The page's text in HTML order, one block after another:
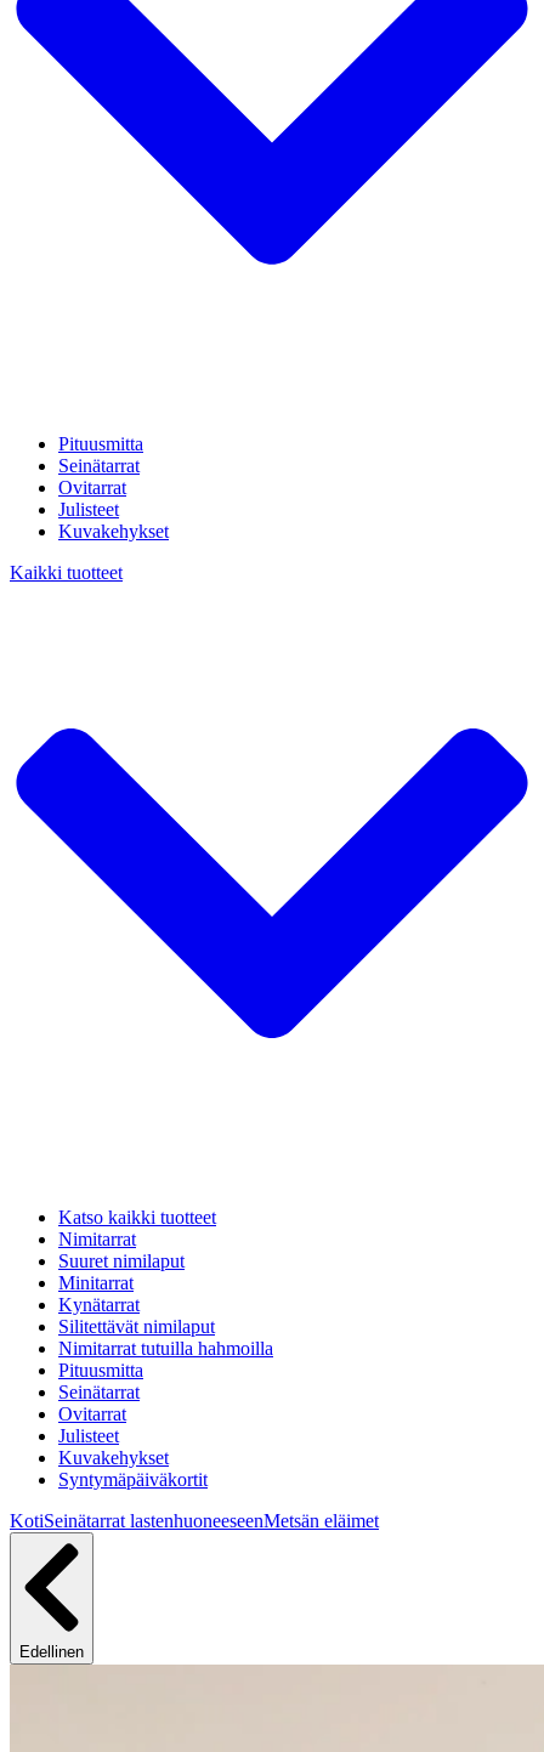
Pituusmitta
Seinätarrat
Ovitarrat
Julisteet
Kuvakehykset
Kaikki tuotteet
Katso kaikki tuotteet
Nimitarrat
Suuret nimilaput
Minitarrat
Kynätarrat
Silitettävät nimilaput
Nimitarrat tutuilla hahmoilla
Pituusmitta
Seinätarrat
Ovitarrat
Julisteet
Kuvakehykset
Syntymäpäiväkortit
KotiSeinätarrat lastenhuoneeseenMetsän eläimet
Edellinen